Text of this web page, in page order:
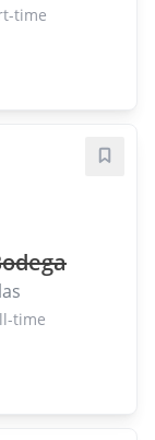
time
time
Save